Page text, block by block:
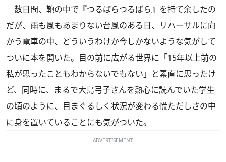
数日間、鞄の中で『つるばらつるばら』を持て余したの
だが、雨も風もあまりない台風のある日、リハーサルに向
かう電車の中、どういうわけか今しかないような気がして
ついに本を開いた。目の前に広がる世界に「15年以上前の
私が思ったこともわからないでもない」と素直に思ったけ
ど、同時に、まるで大島弓子さんを熱心に読んでいた学生
の頃のように、目まぐるしく状況が変わる慌ただしさの中
に身を置いていることにも気がついた。
ADVERTISEMENT